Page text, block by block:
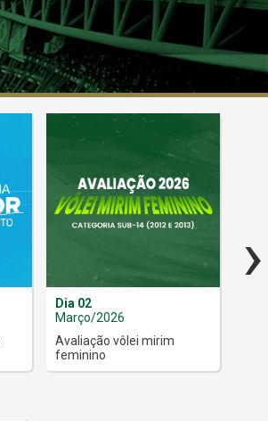
Dia 02
Março/2026
Avaliação vôlei mirim
feminino
›